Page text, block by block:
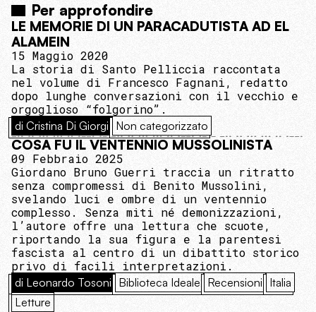
Per approfondire
LE MEMORIE DI UN PARACADUTISTA AD EL
ALAMEIN
15 Maggio 2020
La storia di Santo Pelliccia raccontata
nel volume di Francesco Fagnani, redatto
dopo lunghe conversazioni con il vecchio e
orgoglioso “folgorino”.
di Cristina Di Giorgi Non categorizzato
COSA FU IL VENTENNIO MUSSOLINISTA
09 Febbraio 2025
Giordano Bruno Guerri traccia un ritratto
senza compromessi di Benito Mussolini,
svelando luci e ombre di un ventennio
complesso. Senza miti né demonizzazioni,
l’autore offre una lettura che scuote,
riportando la sua figura e la parentesi
fascista al centro di un dibattito storico
privo di facili interpretazioni.
di Leonardo Tosoni Biblioteca Ideale Recensioni Italia
Letture